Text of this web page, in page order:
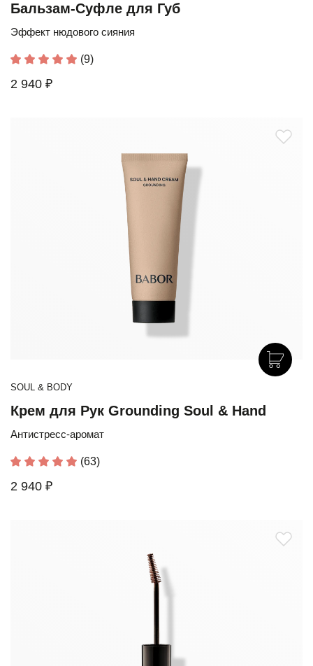
Бальзам-Суфле для Губ
Эффект нюдового сияния
(9)
2 940 ₽
SOUL & BODY
Крем для Рук Grounding Soul & Hand
Антистресс-аромат
(63)
2 940 ₽